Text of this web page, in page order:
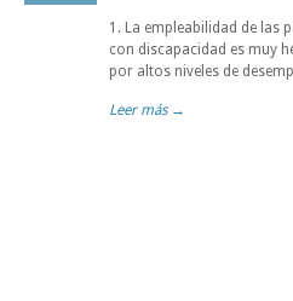
1. La empleabilidad de las
con discapacidad es muy
por altos niveles de
Leer más →